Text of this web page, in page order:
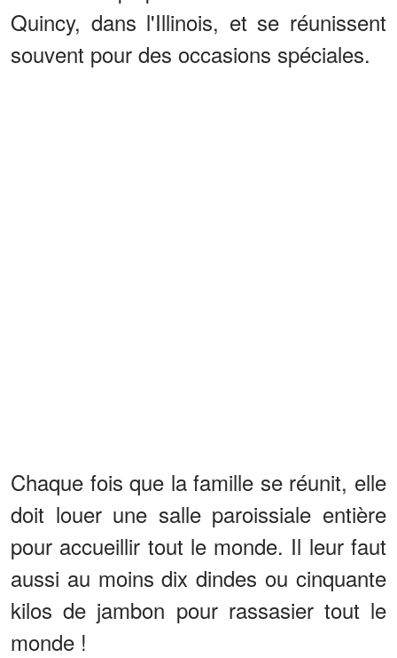
Quincy, dans l'Illinois, et se réunissent
souvent pour des occasions spéciales.
Chaque fois que la famille se réunit, elle
doit louer une salle paroissiale entière
pour accueillir tout le monde. Il leur faut
aussi au moins dix dindes ou cinquante
kilos de jambon pour rassasier tout le
monde !